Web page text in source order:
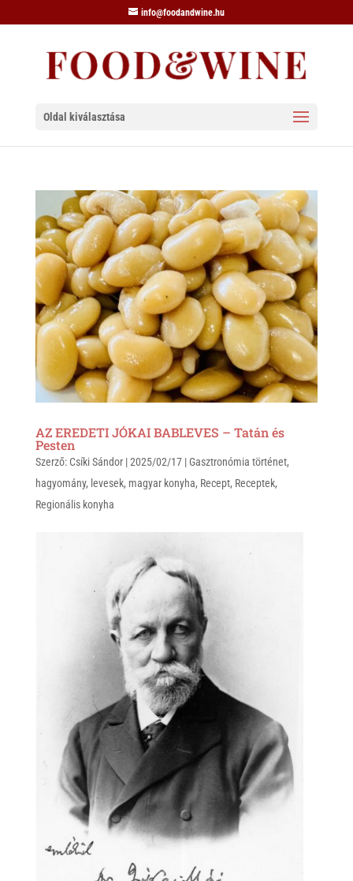
info@foodandwine.hu
Oldal kiválasztása
AZ EREDETI JÓKAI BABLEVES – Tatán és
Pesten
Szerző: Csíki Sándor|2025/02/17|Gasztronómia történet,
hagyomány, levesek, magyar konyha, Recept, Receptek,
Regionális konyha